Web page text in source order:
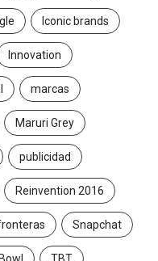
Iconic brands
Innovation
marcas
Maruri Grey
publicidad
Reinvention 2016
Snapchat